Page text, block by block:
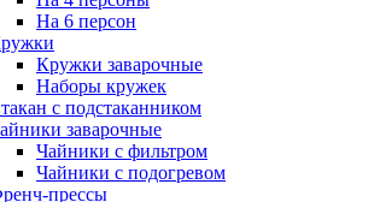
На 6 персон
Кружки заварочные
Наборы кружек
с подстаканником
заварочные
Чайники с фильтром
Чайники с подогревом
прессы